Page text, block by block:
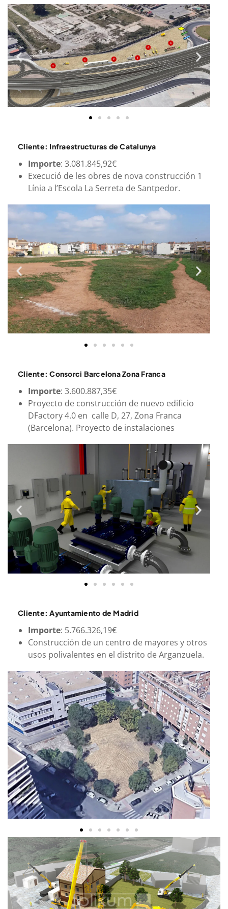
Cliente: Infraestructuras de Catalunya
Importe: 3.081.845,92€
Execució de les obres de nova construcción 1
Línia a l’Escola La Serreta de Santpedor.
Cliente: Consorci Barcelona Zona Franca
Importe: 3.600.887,35€
Proyecto de construcción de nuevo edificio
DFactory 4.0 en calle D, 27, Zona Franca
(Barcelona). Proyecto de instalaciones
Cliente: Ayuntamiento de Madrid
Importe: 5.766.326,19€
Construcción de un centro de mayores y otros
usos polivalentes en el distrito de Arganzuela.